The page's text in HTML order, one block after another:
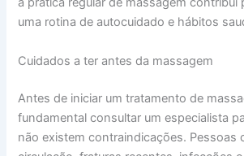
uma rotina de autocuidado e hábitos
Cuidados a ter antes da massagem
Antes de iniciar um tratamento de
fundamental consultar um especialista
não existem contraindicações. Pessoas